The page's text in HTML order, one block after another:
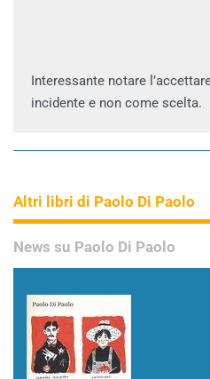
Interessante notare
incidente e non come scelta.
Altri libri di Paolo Di Paolo
News su Paolo Di Paolo